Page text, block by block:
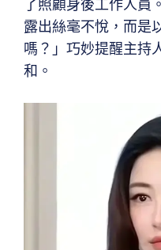
了照顧身後工作人員
露出絲毫不悅，而是
嗎？」巧妙提醒主持
和。